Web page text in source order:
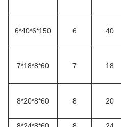
6*40*6*150 6 40
7*18*8*60 7 18
8*20*8*60 8 20